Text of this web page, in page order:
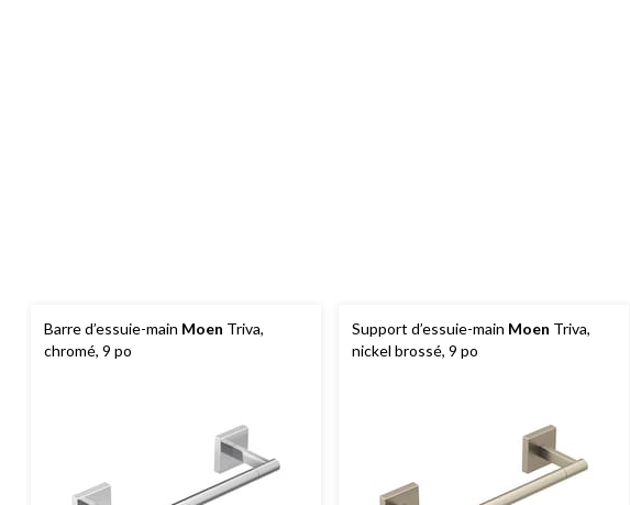
Barre d’essuie-main Moen Triva,
chromé, 9 po
Support d’essuie-main Moen Triva,
nickel brossé, 9 po